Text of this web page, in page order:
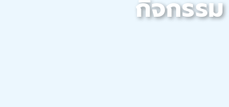
กิจกรรม